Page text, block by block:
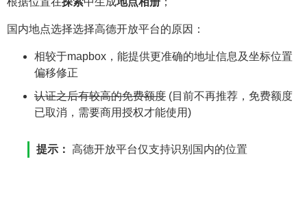
国内地点选择选择高德开放平台的原因：
相较于mapbox，能提供更准确的地址信息及坐标位置
偏移修正
认证之后有较高的免费额度 (目前不再推荐，免费额度
已取消，需要商用授权才能使用)
提示： 高德开放平台仅支持识别国内的位置